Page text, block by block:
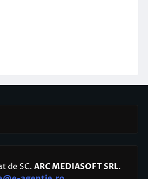
de SC. ARC MEDIASOFT SRL.